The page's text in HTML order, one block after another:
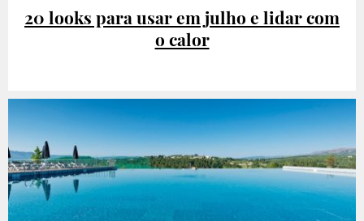
20 looks para usar em julho e lidar com
o calor